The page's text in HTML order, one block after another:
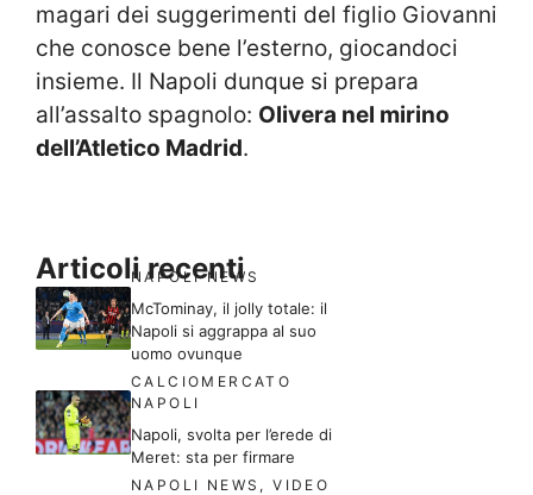
magari dei suggerimenti del figlio Giovanni
che conosce bene l’esterno, giocandoci
insieme. Il Napoli dunque si prepara
all’assalto spagnolo: Olivera nel mirino
dell’Atletico Madrid.
Articoli recenti
NAPOLI NEWS
McTominay, il jolly totale: il
Napoli si aggrappa al suo
uomo ovunque
CALCIOMERCATO
NAPOLI
Napoli, svolta per l’erede di
Meret: sta per firmare
NAPOLI NEWS ,VIDEO